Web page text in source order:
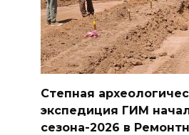
Степная
экспедиция ГИМ
сезона-2026 в